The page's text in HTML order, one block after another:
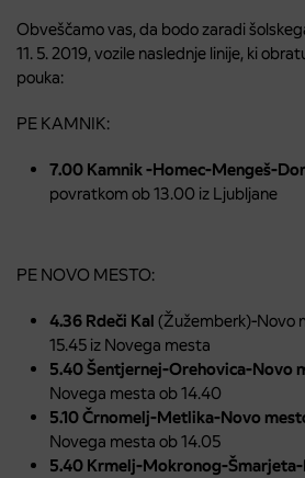
Obveščamo vas, da bodo zaradi
11. 5. 2019, vozile naslednje linije, ki
pouka:
PE KAMNIK:
7.00 Kamnik -Homec-Mengeš-
povratkom ob 13.00 iz Ljubljane
PE NOVO MESTO:
4.36 Rdeči Kal (Žužemberk)-Novo
15.45 iz Novega mesta
5.40 Šentjernej-Orehovica-Novo
Novega mesta ob 14.40
5.10 Črnomelj-Metlika-Novo
Novega mesta ob 14.05
5.40 Krmelj-Mokronog-